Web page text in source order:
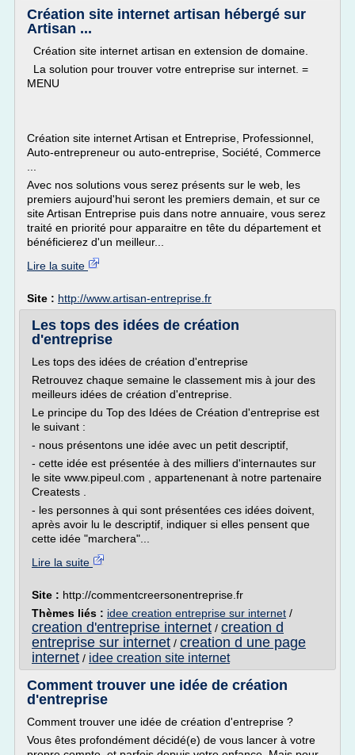
Création site internet artisan hébergé sur
Artisan ...
Création site internet artisan en extension de domaine.
La solution pour trouver votre entreprise sur internet. =
MENU
Création site internet Artisan et Entreprise, Professionnel,
Auto-entrepreneur ou auto-entreprise, Société, Commerce
Avec nos solutions vous serez présents sur le web, les
premiers aujourd'hui seront les premiers demain, et sur ce
site Artisan Entreprise puis dans notre annuaire, vous serez
traité en priorité pour apparaitre en tête du département et
bénéficierez d'un meilleur...
Lire la suite
Site : http://www.artisan-entreprise.fr
Les tops des idées de création
d'entreprise
Les tops des idées de création d'entreprise
Retrouvez chaque semaine le classement mis à jour des
meilleurs idées de création d'entreprise.
Le principe du Top des Idées de Création d'entreprise est
le suivant :
- nous présentons une idée avec un petit descriptif,
- cette idée est présentée à des milliers d'internautes sur
le site www.pipeul.com , appartenenant à notre partenaire
Creatests .
- les personnes à qui sont présentées ces idées doivent,
après avoir lu le descriptif, indiquer si elles pensent que
cette idée "marchera"...
Lire la suite
Site : http://commentcreersonentreprise.fr
Thèmes liés : idee creation entreprise sur internet /
creation d'entreprise internet / creation d
entreprise sur internet / creation d une page
internet / idee creation site internet
Comment trouver une idée de création
d'entreprise
Comment trouver une idée de création d'entreprise ?
Vous êtes profondément décidé(e) de vous lancer à votre